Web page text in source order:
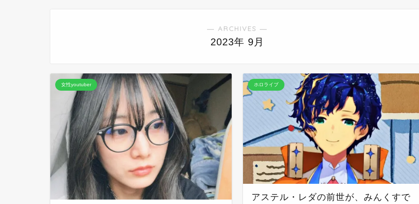
― ARCHIVES ―
2023年 9月
女性youtuber ホロライブ
アステル・レダの前世が、みんくすで